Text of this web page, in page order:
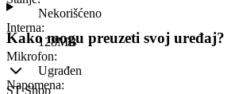
Nekorišćeno
Interna:
128MB
Mikrofon:
Ugrađen
Napomena:
Kako mogu preuzeti svoj uređaj?
ST Shop